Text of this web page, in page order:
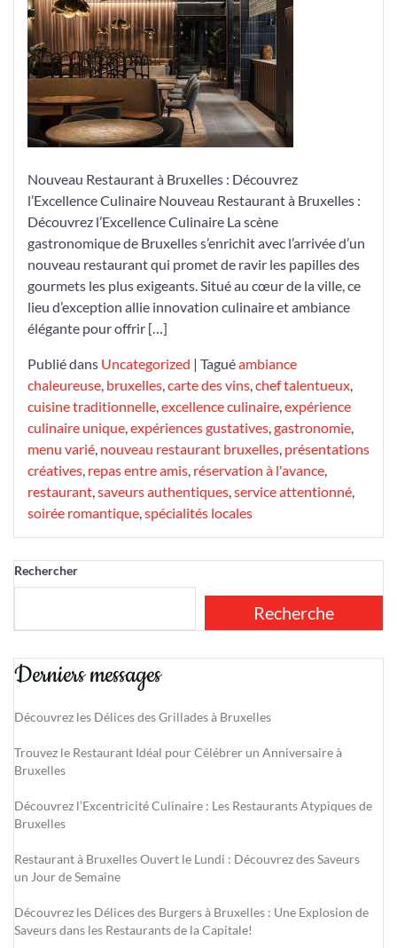
Nouveau
Restaurant
Époustouflant
à
Bruxelles
Nouveau Restaurant à Bruxelles : Découvrez
l’Excellence Culinaire Nouveau Restaurant à Bruxelles :
Découvrez l’Excellence Culinaire La scène
gastronomique de Bruxelles s’enrichit avec l’arrivée d’un
nouveau restaurant qui promet de ravir les papilles des
gourmets les plus exigeants. Situé au cœur de la ville, ce
lieu d’exception allie innovation culinaire et ambiance
élégante pour offrir […]
Publié dans Uncategorized | Taguéambiance
chaleureuse, bruxelles,carte des vins,chef talentueux,
cuisine traditionnelle,excellence culinaire,expérience
culinaire unique,expériences gustatives,gastronomie,
menu varié, nouveau restaurant bruxelles, présentations
créatives, repas entre amis, réservation à l'avance,
restaurant,saveurs authentiques,service attentionné,
soirée romantique,spécialités locales
Rechercher
Recherche
Derniers messages
Découvrez les Délices des Grillades à Bruxelles
Trouvez le Restaurant Idéal pour Célébrer un Anniversaire à
Bruxelles
Découvrez l’Excentricité Culinaire : Les Restaurants Atypiques de
Bruxelles
Restaurant à Bruxelles Ouvert le Lundi : Découvrez des Saveurs
un Jour de Semaine
Découvrez les Délices des Burgers à Bruxelles : Une Explosion de
Saveurs dans les Restaurants de la Capitale!